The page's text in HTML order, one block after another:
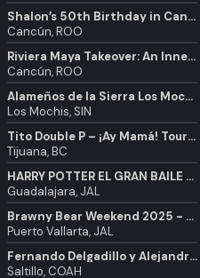
Shalon’s 50th Birthday in Cancun
Cancún, ROO
Riviera Maya Takeover: An Inner Peace Retreat Hosted by The Girl Cave
Cancún, ROO
Alameños de la Sierra Los Mochis
Los Mochis, SIN
Tito Double P – ¡Ay Mamá! Tour | Tijuana
Tijuana, BC
HARRY POTTER EL GRAN BAILE DE INVIERNO
Guadalajara, JAL
Brawny Bear Weekend 2025 - Puerto Vallarta
Puerto Vallarta, JAL
Fernando Delgadillo y Alejandro Filio en Saltillo
Saltillo, COAH